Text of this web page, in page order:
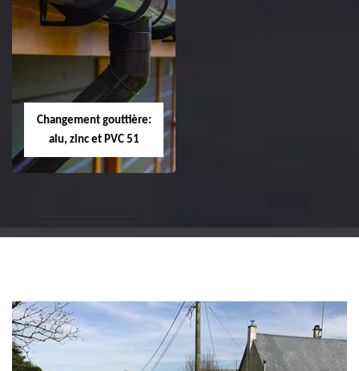
Réparation et
changement de
tuile de rive 51
Changement gouttière:
alu, zinc et PVC 51
et PVC 51